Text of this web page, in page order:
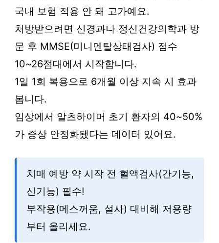
국내 보험 적용 안 돼 고가예요.
처방받으려면 신경과나 정신건강의학과 방
문 후 MMSE(미니멘탈상태검사) 점수
10~26점대에서 시작합니다.
1일 1회 복용으로 6개월 이상 지속 시 효과
봅니다.
임상에서 알츠하이머 초기 환자의 40~50%
가 증상 안정화됐다는 데이터 있어요.
치매 예방 약 시작 전 혈액검사(간기능,
신기능) 필수!
부작용(메스꺼움, 설사) 대비해 저용량
부터 올리세요.